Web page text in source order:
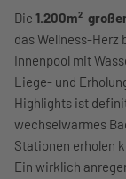
Die 1.200m²
das Wellness-
Innenpool mit
Liege- und
Highlights ist
wechselwarmes
Stationen erholen
Ein wirklich